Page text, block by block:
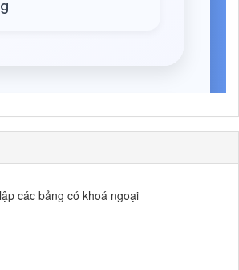
các bảng có khoá ngoại